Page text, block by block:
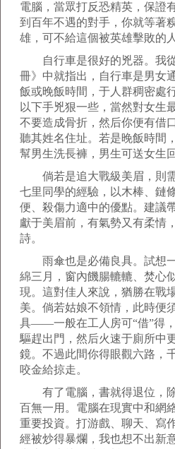
電腦，當眾打反恐精英，保證
到百年不遇的對手，你就等著
雄，可不給這個被英雄擊敗的
自行車是很好的兇器。我從
冊》中就指出，自行車是男女
飯或晚飯時間，于人群稠密處
以下手兇狠一些，當然對女生
不要造成骨折，然后你便有借
聽其姓名住址。若是晚飯時間
幫男生洗長褲，男生可送女生
倘若是追大戰級美眉，則需
七里同學的經驗，以木棒、鏈
便、殺傷力適中的優點。建議
獻于美眉前，有氣勢又有柔情
詩。
雨傘也是必備良具。試想一
綿三月，窗內饑腸轆轆、焚心
現。這對佳人來說，猶勝在戰
美。倘若姑娘不領情，此時便
具——一般在工人房可“借”得
驅趕出門，然后火速于廁所中
鏡。不過此間你得眼觀六路，
咬金給掠走。
有了電腦，書就得退位，除
百無一用。電腦在現實中和網
重要投資。打游戲、聊天、
經被炒得暴爛，我也想不出新